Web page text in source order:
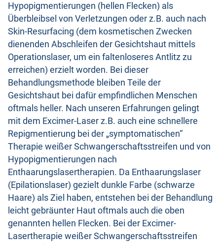
Hypopigmentierungen (hellen Flecken) als
Überbleibsel von Verletzungen oder z.B. auch nach
Skin-Resurfacing (dem kosmetischen Zwecken
dienenden Abschleifen der Gesichtshaut mittels
Operationslaser, um ein faltenloseres Antlitz zu
erreichen) erzielt worden. Bei dieser
Behandlungsmethode bleiben Teile der
Gesichtshaut bei dafür empfindlichen Menschen
oftmals heller. Nach unseren Erfahrungen gelingt
mit dem Excimer-Laser z.B. auch eine schnellere
Repigmentierung bei der „symptomatischen“
Therapie weißer Schwangerschaftsstreifen und von
Hypopigmentierungen nach
Enthaarungslasertherapien. Da Enthaarungslaser
(Epilationslaser) gezielt dunkle Farbe (schwarze
Haare) als Ziel haben, entstehen bei der Behandlung
leicht gebräunter Haut oftmals auch die oben
genannten hellen Flecken. Bei der Excimer-
Lasertherapie weißer Schwangerschaftsstreifen